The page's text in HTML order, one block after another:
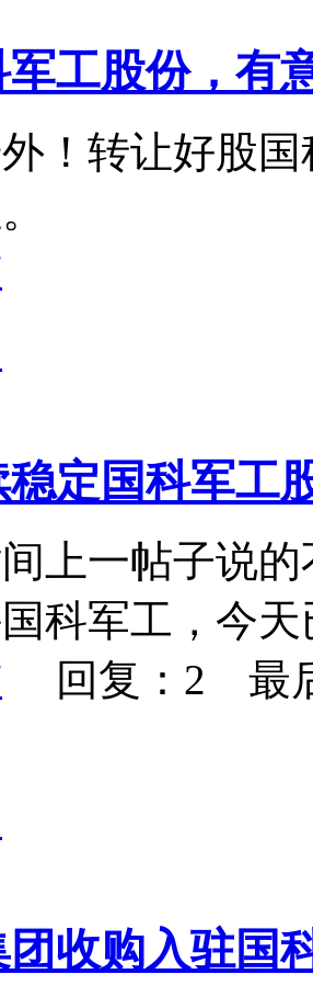
工股份，有
！转让好股
定国科军工
上一帖子说
科军工，今
回复：2 最
收购入驻国